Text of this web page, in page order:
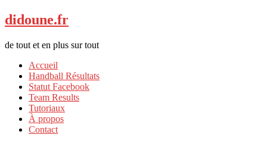
didoune.fr
de tout et en plus sur tout
Accueil
Handball Résultats
Statut Facebook
Team Results
Tutoriaux
À propos
Contact